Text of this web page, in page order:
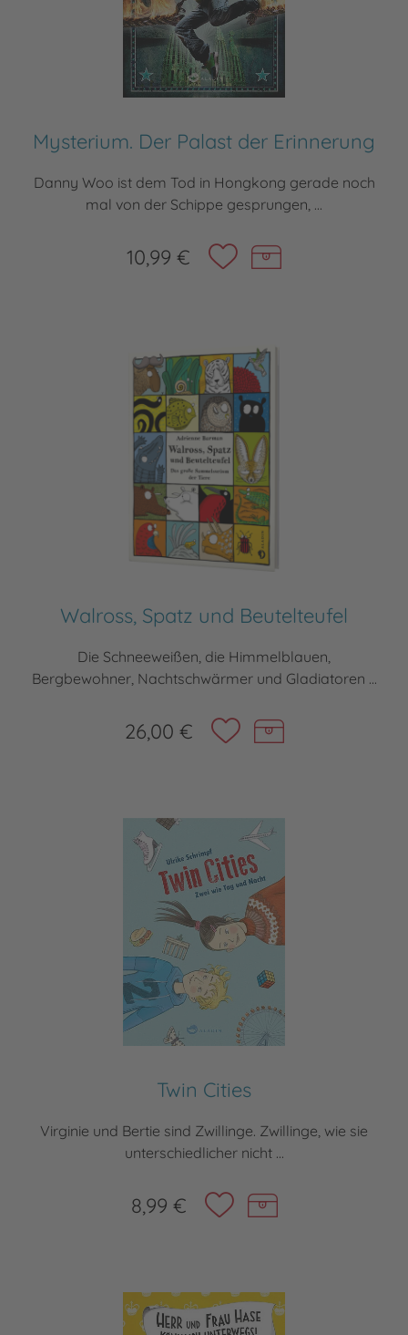
Mysterium. Der Palast der Erinnerung
Danny Woo ist dem Tod in Hongkong gerade noch
mal von der Schippe gesprungen, ...
10,99 €
Walross, Spatz und Beutelteufel
Die Schneeweißen, die Himmelblauen,
Bergbewohner, Nachtschwärmer und Gladiatoren ...
26,00 €
Twin Cities
Virginie und Bertie sind Zwillinge. Zwillinge, wie sie
unterschiedlicher nicht ...
8,99 €